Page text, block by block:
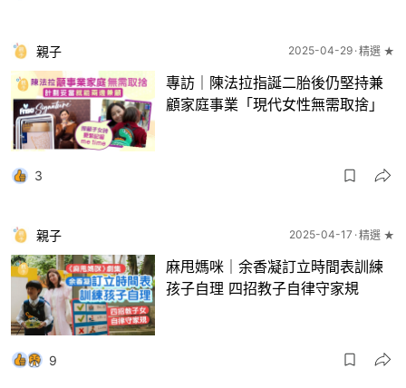
親子 2025-04-29 精選 ★
專訪｜陳法拉指誕二胎後仍堅持兼
顧家庭事業「現代女性無需取捨」
3
親子 2025-04-17 精選 ★
麻甩媽咪｜余香凝訂立時間表訓練
孩子自理 四招教子自律守家規
9